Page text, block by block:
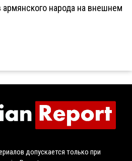
армянского народа на внешнем
допускается только при